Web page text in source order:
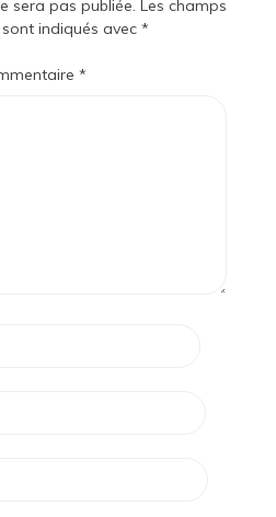
sera pas publiée. Les champs
indiqués avec *
*